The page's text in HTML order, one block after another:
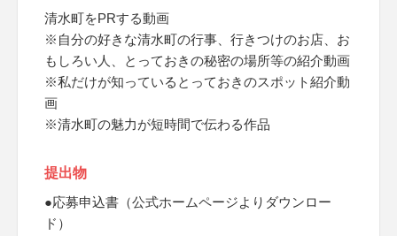
清水町をPRする動画
※自分の好きな清水町の行事、行きつけのお店、お
もしろい人、とっておきの秘密の場所等の紹介動画
※私だけが知っているとっておきのスポット紹介動
画
※清水町の魅力が短時間で伝わる作品
提出物
●応募申込書（公式ホームページよりダウンロー
ド）